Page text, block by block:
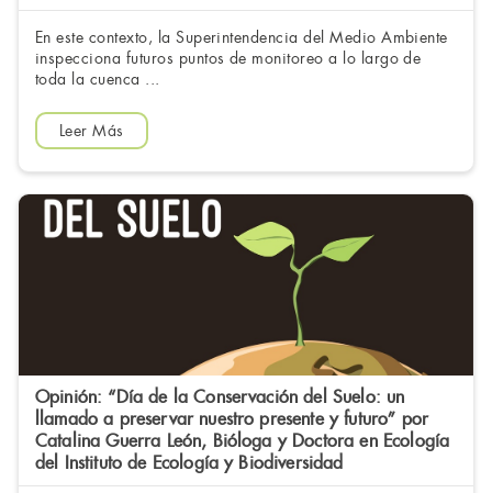
En este contexto, la Superintendencia del Medio Ambiente
inspecciona futuros puntos de monitoreo a lo largo de
toda la cuenca ...
Leer Más
Opinión: “Día de la Conservación del Suelo: un
llamado a preservar nuestro presente y futuro” por
Catalina Guerra León, Bióloga y Doctora en Ecología
del Instituto de Ecología y Biodiversidad